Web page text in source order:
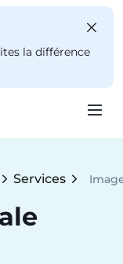
la différence
Services